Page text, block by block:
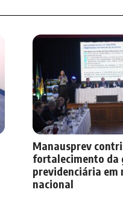
Manausprev
fortalecimento da
previdenciária em
nacional